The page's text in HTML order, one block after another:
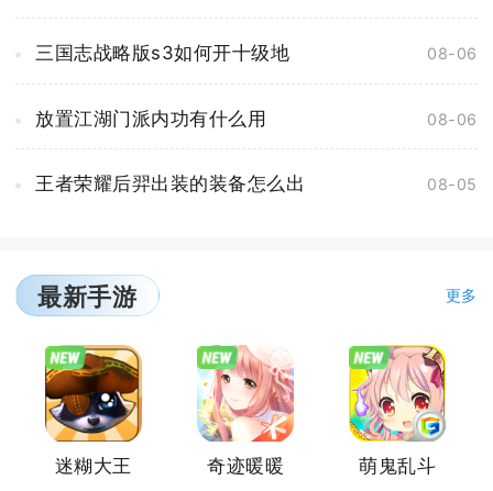
三国志战略版s3如何开十级地 08-06
放置江湖门派内功有什么用 08-06
王者荣耀后羿出装的装备怎么出 08-05
最新手游 更多
迷糊大王 奇迹暖暖 萌鬼乱斗